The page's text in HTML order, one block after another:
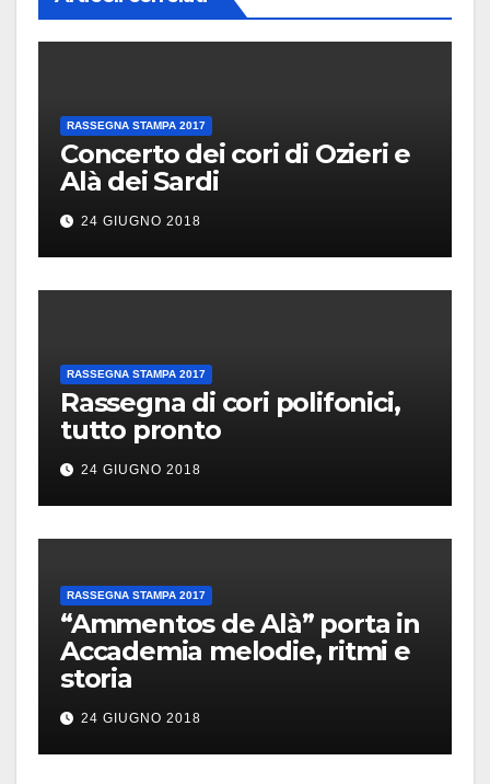
RASSEGNA STAMPA 2017
Concerto dei cori di Ozieri e
Alà dei Sardi
24 GIUGNO 2018
RASSEGNA STAMPA 2017
Rassegna di cori polifonici,
tutto pronto
24 GIUGNO 2018
RASSEGNA STAMPA 2017
“Ammentos de Alà” porta in
Accademia melodie, ritmi e
storia
24 GIUGNO 2018